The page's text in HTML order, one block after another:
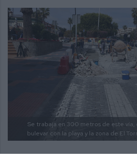
Se trabaja en 300 metros de este
bulevar con la playa y la zona de El